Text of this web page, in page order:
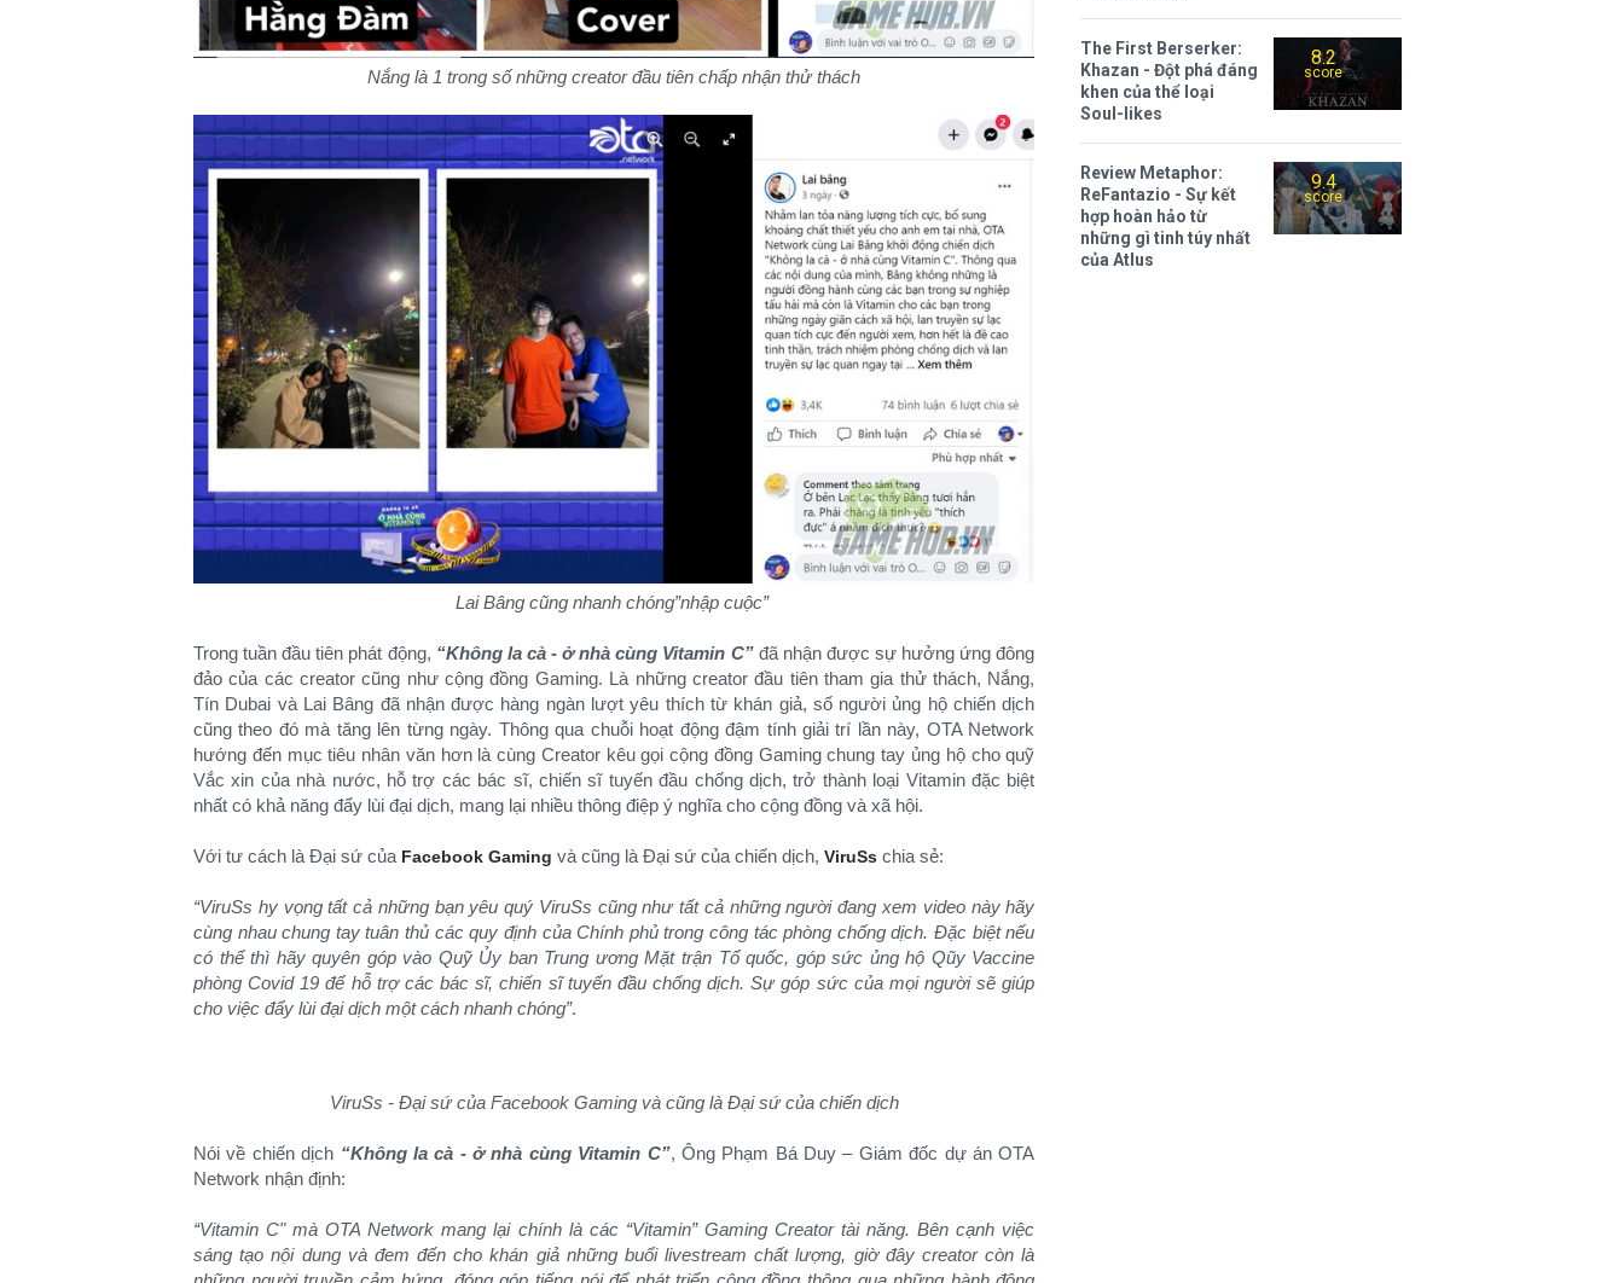
Nắng là 1 trong số những creator đầu tiên chấp nhận thử thách
Lai Bâng cũng nhanh chóng”nhập cuộc”
Trong tuần đầu tiên phát động, “Không la cà - ở nhà cùng Vitamin C”đã nhận được sự hưởng ứng đông
đảo của các creator cũng như cộng đồng Gaming. Là những creator đầu tiên tham gia thử thách, Nắng,
Tín Dubai và Lai Bâng đã nhận được hàng ngàn lượt yêu thích từ khán giả, số người ủng hộ chiến dịch
cũng theo đó mà tăng lên từng ngày. Thông qua chuỗi hoạt động đậm tính giải trí lần này, OTA Network
hướng đến mục tiêu nhân văn hơn là cùng Creator kêu gọi cộng đồng Gaming chung tay ủng hộ cho quỹ
Vắc xin của nhà nước, hỗ trợ các bác sĩ, chiến sĩ tuyến đầu chống dịch, trở thành loại Vitamin đặc biệt
nhất có khả năng đẩy lùi đại dịch, mang lại nhiều thông điệp ý nghĩa cho cộng đồng và xã hội.
Với tư cách là Đại sứ của Facebook Gaming và cũng là Đại sứ của chiến dịch, ViruSs chia sẻ:
“ViruSs hy vọng tất cả những bạn yêu quý ViruSs cũng như tất cả những người đang xem video này hãy
cùng nhau chung tay tuân thủ các quy định của Chính phủ trong công tác phòng chống dịch. Đặc biệt nếu
có thể thì hãy quyên góp vào Quỹ Ủy ban Trung ương Mặt trận Tổ quốc, góp sức ủng hộ Qũy Vaccine
phòng Covid 19 để hỗ trợ các bác sĩ, chiến sĩ tuyến đầu chống dịch. Sự góp sức của mọi người sẽ giúp
cho việc đẩy lùi đại dịch một cách nhanh chóng”.
ViruSs - Đại sứ của Facebook Gaming và cũng là Đại sứ của chiến dịch
Nói về chiến dịch “Không la cà - ở nhà cùng Vitamin C”, Ông Phạm Bá Duy – Giám đốc dự án OTA
Network nhận định:
“Vitamin C" mà OTA Network mang lại chính là các “Vitamin” Gaming Creator tài năng. Bên cạnh việc
sáng tạo nội dung và đem đến cho khán giả những buổi livestream chất lượng, giờ đây creator còn là
8.2
score
The First Berserker:
Khazan - Đột phá đáng
khen của thể loại
Soul-likes
9.4
score
Review Metaphor:
ReFantazio - Sự kết
hợp hoàn hảo từ
những gì tinh túy nhất
của Atlus